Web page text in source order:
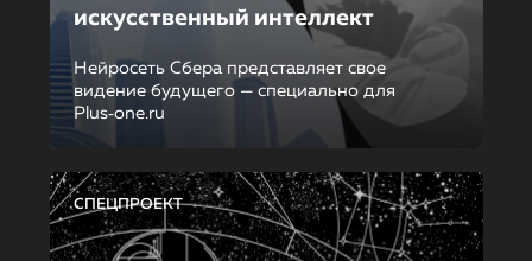
искусственный интеллект
Нейросеть Сбера представляет свое
видение будущего — специально для
Plus‑one.ru
СПЕЦПРОЕКТ